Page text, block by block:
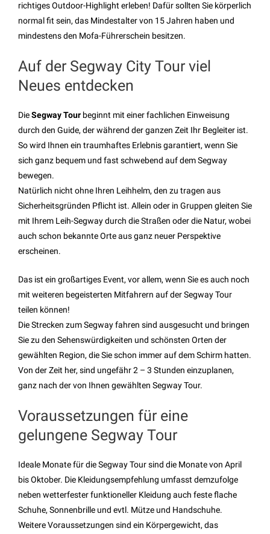
richtiges Outdoor-Highlight erleben! Dafür sollten Sie körperlich
normal fit sein, das Mindestalter von 15 Jahren haben und
mindestens den Mofa-Führerschein besitzen.
Auf der Segway City Tour viel
Neues entdecken
DieSegway Tour beginnt mit einer fachlichen Einweisung
durch den Guide, der während der ganzen Zeit Ihr Begleiter ist.
So wird Ihnen ein traumhaftes Erlebnis garantiert, wenn Sie
sich ganz bequem und fast schwebend auf dem Segway
bewegen.
Natürlich nicht ohne Ihren Leihhelm, den zu tragen aus
Sicherheitsgründen Pflicht ist. Allein oder in Gruppen gleiten Sie
mit Ihrem Leih-Segway durch die Straßen oder die Natur, wobei
auch schon bekannte Orte aus ganz neuer Perspektive
erscheinen.
Das ist ein großartiges Event, vor allem, wenn Sie es auch noch
mit weiteren begeisterten Mitfahrern auf der Segway Tour
teilen können!
Die Strecken zum Segway fahren sind ausgesucht und bringen
Sie zu den Sehenswürdigkeiten und schönsten Orten der
gewählten Region, die Sie schon immer auf dem Schirm hatten.
Von der Zeit her, sind ungefähr 2 – 3 Stunden einzuplanen,
ganz nach der von Ihnen gewählten Segway Tour.
Voraussetzungen für eine
gelungene Segway Tour
Ideale Monate für die Segway Tour sind die Monate von April
bis Oktober. Die Kleidungsempfehlung umfasst demzufolge
neben wetterfester funktioneller Kleidung auch feste flache
Schuhe, Sonnenbrille und evtl. Mütze und Handschuhe.
Weitere Voraussetzungen sind ein Körpergewicht, das